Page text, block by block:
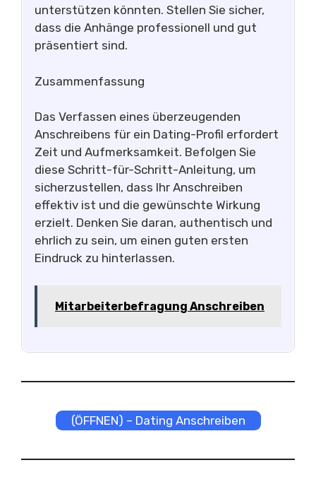
unterstützen könnten. Stellen Sie sicher,
dass die Anhänge professionell und gut
präsentiert sind.
Zusammenfassung
Das Verfassen eines überzeugenden
Anschreibens für ein Dating-Profil erfordert
Zeit und Aufmerksamkeit. Befolgen Sie
diese Schritt-für-Schritt-Anleitung, um
sicherzustellen, dass Ihr Anschreiben
effektiv ist und die gewünschte Wirkung
erzielt. Denken Sie daran, authentisch und
ehrlich zu sein, um einen guten ersten
Eindruck zu hinterlassen.
Mitarbeiterbefragung Anschreiben
(ÖFFNEN) – Dating Anschreiben